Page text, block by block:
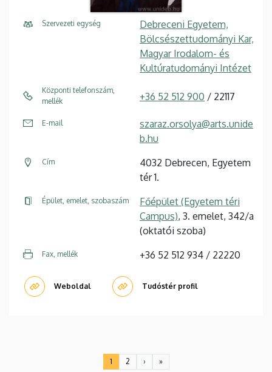
Szervezeti egység
Debreceni Egyetem,
Bölcsészettudományi Kar,
Magyar Irodalom- és
Kultúratudományi Intézet
Központi telefonszám,
mellék
+36 52 512 900 / 22117
E-mail
szaraz.orsolya@arts.unide
b.hu
Cím
4032 Debrecen, Egyetem
tér 1.
Épület, emelet, szobaszám
Főépület (Egyetem téri
Campus), 3. emelet, 342/a
(oktatói szoba)
Fax, mellék +36 52 512 934 / 22220
Weboldal Tudóstér profil
Jelenlegi
1
Oldal
2
Következő
›
Utolsó
»